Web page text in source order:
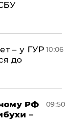
– у ГУР
до
10:06
РФ
–
09:50